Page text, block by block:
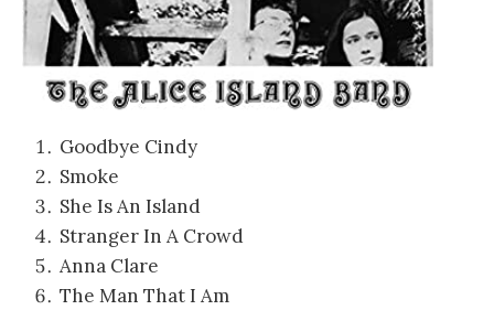
Goodbye Cindy
Smoke
She Is An Island
Stranger In A Crowd
Anna Clare
The Man That I Am